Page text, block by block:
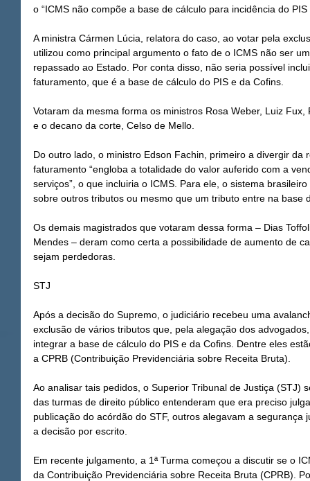
o “ICMS não compõe a base de cálculo para incidência do PIS
A ministra Cármen Lúcia, relatora do caso, ao votar pela
utilizou como principal argumento o fato de o ICMS não ser
repassado ao Estado. Por conta disso, não seria possível
faturamento, que é a base de cálculo do PIS e da Cofins.
Votaram da mesma forma os ministros Rosa Weber, Luiz
e o decano da corte, Celso de Mello.
Do outro lado, o ministro Edson Fachin, primeiro a divergir
faturamento “engloba a totalidade do valor auferido com a
serviços”, o que incluiria o ICMS. Para ele, o sistema
sobre outros tributos ou mesmo que um tributo entre na base
Os demais magistrados que votaram dessa forma – Dias
Mendes – deram como certa a possibilidade de aumento de
sejam perdedoras.
STJ
Após a decisão do Supremo, o judiciário recebeu uma
exclusão de vários tributos que, pela alegação dos
integrar a base de cálculo do PIS e da Cofins. Dentre eles
a CPRB (Contribuição Previdenciária sobre Receita Bruta).
Ao analisar tais pedidos, o Superior Tribunal de Justiça (STJ)
das turmas de direito público entenderam que era preciso
publicação do acórdão do STF, outros alegavam a
a decisão por escrito.
Em recente julgamento, a 1ª Turma começou a discutir se o
da Contribuição Previdenciária sobre Receita Bruta (CPRB).